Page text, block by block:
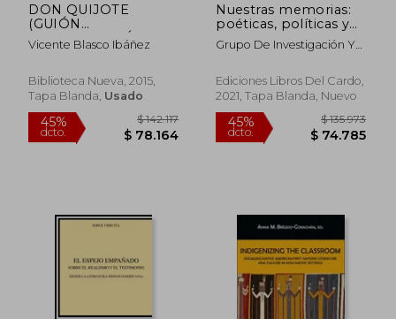
$ 75.808
45%
dcto.
DON QUIJOTE
(GUIÓN
CINEMATOGRÁFICO)
Vicente Blasco Ibáñez
Biblioteca Nueva, 2015,
Tapa Blanda, Usado
Nuestras memorias:
poéticas, políticas y
feminismos
Grupo De Investigación Y
Ediciones Libros Del Cardo,
2021, Tapa Blanda, Nuevo